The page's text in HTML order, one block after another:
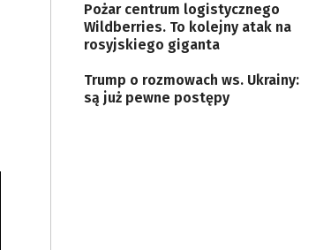
Pożar centrum logistycznego
Wildberries. To kolejny atak na
rosyjskiego giganta
Trump o rozmowach ws. Ukrainy:
są już pewne postępy